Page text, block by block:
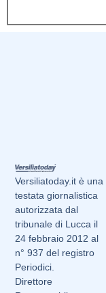
Versiliatoday.it è una
testata giornalistica
autorizzata dal
tribunale di Lucca il
24 febbraio 2012 al
n° 937 del registro
Periodici.
Direttore